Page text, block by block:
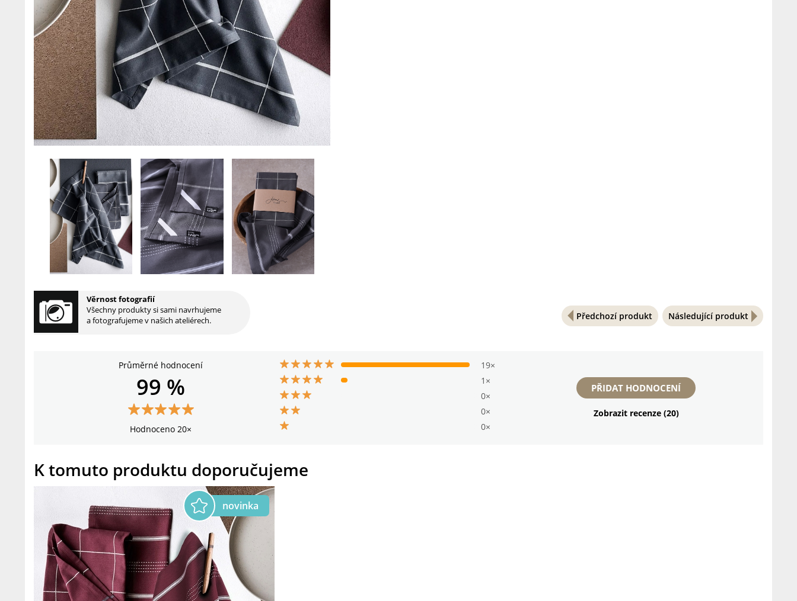
Předchozí produkt Následující produkt
Věrnost fotografií
Všechny produkty si sami navrhujeme
a fotografujeme v našich ateliérech.
Průměrné hodnocení
19×
1×
0×
0×
0×
PŘIDAT HODNOCENÍ
Zobrazit recenze (20)
99 %
Hodnoceno 20×
K tomuto produktu doporučujeme